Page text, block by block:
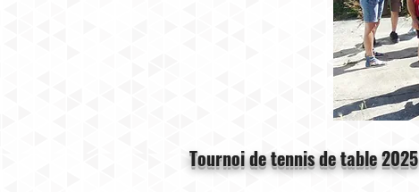
Tournoi de tennis de table 2025